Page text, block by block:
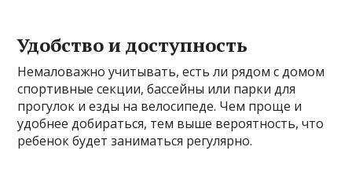
Удобство и доступность
Немаловажно учитывать, есть ли рядом с домом
спортивные секции, бассейны или парки для
прогулок и езды на велосипеде. Чем проще и
удобнее добираться, тем выше вероятность, что
ребенок будет заниматься регулярно.